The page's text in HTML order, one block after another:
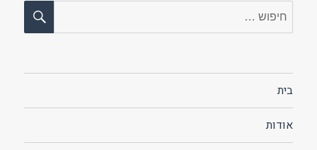
חפש:
בית
אודות